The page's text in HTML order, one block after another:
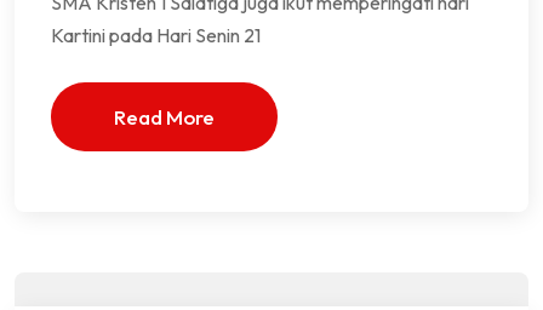
Kartini pada Hari Senin 21
Read More